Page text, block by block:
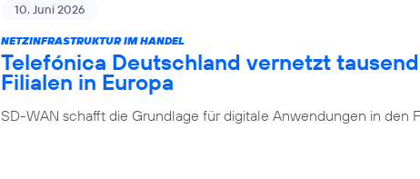
10. Juni 2026
NETZINFRASTRUKTUR IM HANDEL
Telefónica Deutschland vernetzt
Filialen in Europa
SD-WAN schafft die Grundlage für digitale Anwendungen in den